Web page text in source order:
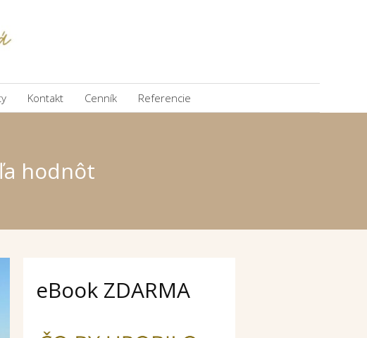
Kontakt Cenník Referencie
hodnôt
eBook ZDARMA